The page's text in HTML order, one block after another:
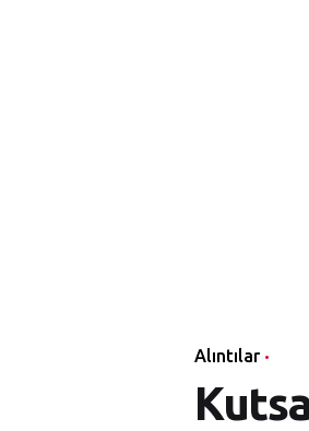
Alıntılar